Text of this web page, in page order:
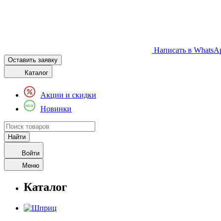
Написать в
Оставить заявку
Каталог
Акции и скидки
Новинки
Войти
Меню
Каталог